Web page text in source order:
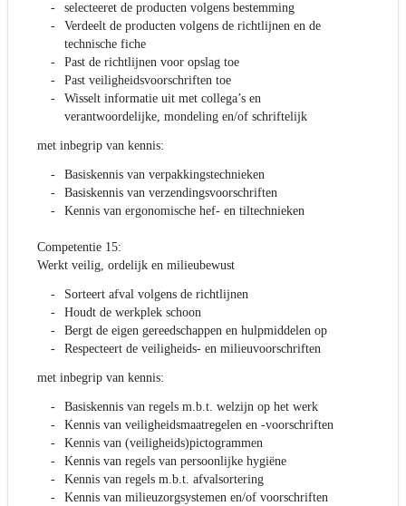
selecteeret de producten volgens bestemming
Verdeelt de producten volgens de richtlijnen en de
technische fiche
Past de richtlijnen voor opslag toe
Past veiligheidsvoorschriften toe
Wisselt informatie uit met collega’s en
verantwoordelijke, mondeling en/of schriftelijk
met inbegrip van kennis:
Basiskennis van verpakkingstechnieken
Basiskennis van verzendingsvoorschriften
Kennis van ergonomische hef- en tiltechnieken
Competentie 15:
Werkt veilig, ordelijk en milieubewust
Sorteert afval volgens de richtlijnen
Houdt de werkplek schoon
Bergt de eigen gereedschappen en hulpmiddelen op
Respecteert de veiligheids- en milieuvoorschriften
met inbegrip van kennis:
Basiskennis van regels m.b.t. welzijn op het werk
Kennis van veiligheidsmaatregelen en -voorschriften
Kennis van (veiligheids)pictogrammen
Kennis van regels van persoonlijke hygiëne
Kennis van regels m.b.t. afvalsortering
Kennis van milieuzorgsystemen en/of voorschriften